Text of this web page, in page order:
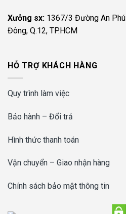
Xưởng sx: 1367/3 Đường An
Đông, Q.12, TP.HCM
HỖ TRỢ KHÁCH HÀNG
Quy trình làm việc
Bảo hành – Đổi trả
Hình thức thanh toán
Vận chuyển – Giao nhận hàng
Chính sách bảo mật thông tin